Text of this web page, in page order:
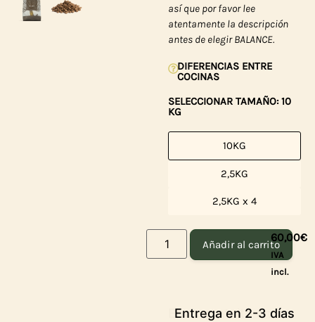
así que por favor lee
atentamente la descripción
antes de elegir BALANCE.
DIFERENCIAS ENTRE
COCINAS
SELECCIONAR TAMAÑO: 10
KG
10KG
2,5KG
2,5KG x 4
Añadir al carrito
60,00€
IVA
incl.
Entrega en 2-3 días